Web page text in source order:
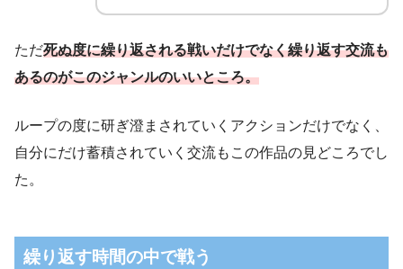
ただ死ぬ度に繰り返される戦いだけでなく繰り返す交流も
あるのがこのジャンルのいいところ。
ループの度に研ぎ澄まされていくアクションだけでなく、
自分にだけ蓄積されていく交流もこの作品の見どころでし
た。
繰り返す時間の中で戦う